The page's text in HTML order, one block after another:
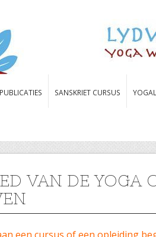
PUBLICATIES SANSKRIET CURSUS
VAN DE YOGA